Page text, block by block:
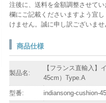
注後に、送料を金額調整させて
欄にご記載くださいますよう宜
けません。誠に申し訳ございま
商品仕様
製品名:
【フランス直輸入】
45cm）Type.A
型番: indiansong-cushion-